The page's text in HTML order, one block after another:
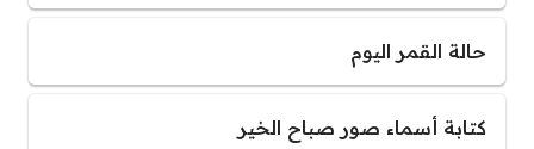
حالة القمر اليوم
كتابة أسماء صور صباح الخير